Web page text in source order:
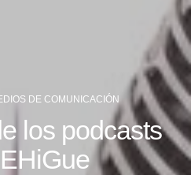
DE COMUNICACIÓN
los podcasts